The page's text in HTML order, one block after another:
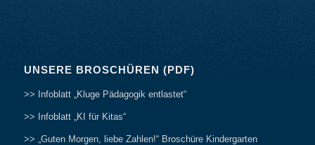
UNSERE BROSCHÜREN (PDF)
>> Infoblatt „Kluge Pädagogik entlastet“
>> Infoblatt „KI für Kitas“
>> „Guten Morgen, liebe Zahlen!“ Broschüre Kindergarten